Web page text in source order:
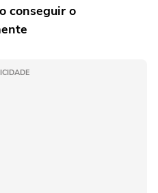
conseguir o